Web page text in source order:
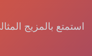
استمتع بالمزيج